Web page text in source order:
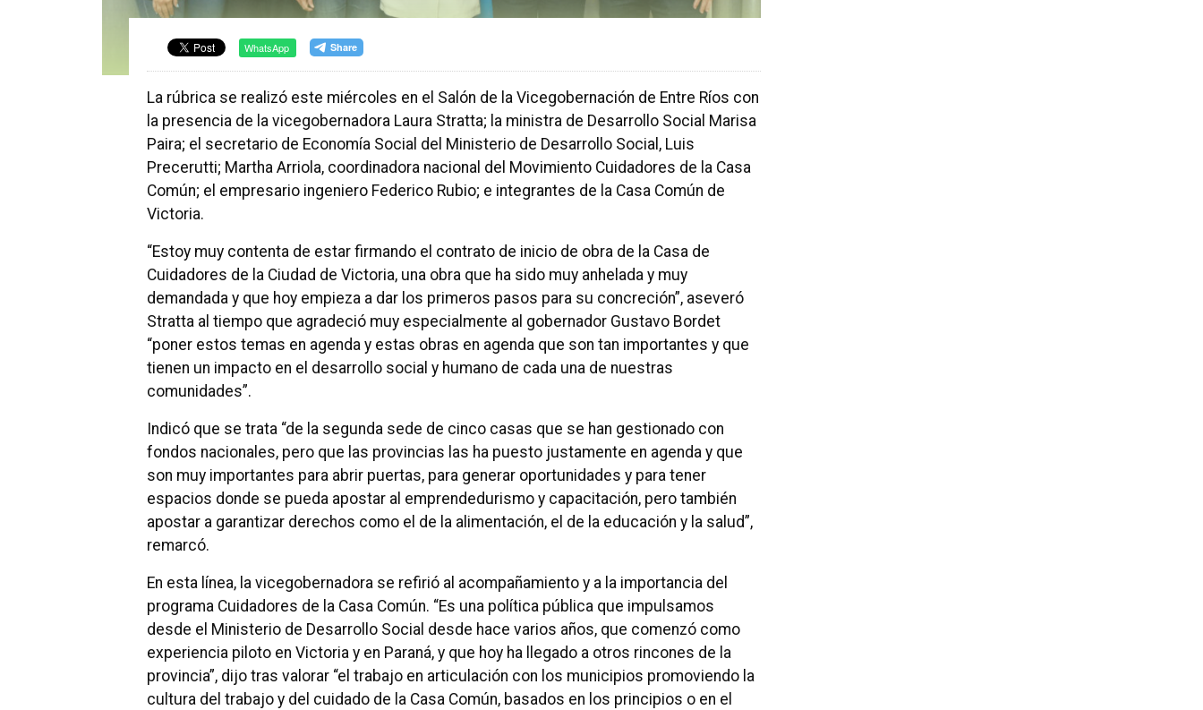
WhatsApp
La rúbrica se realizó este miércoles en el Salón de la Vicegobernación de Entre Ríos con
la presencia de la vicegobernadora Laura Stratta; la ministra de Desarrollo Social Marisa
Paira; el secretario de Economía Social del Ministerio de Desarrollo Social, Luis
Precerutti; Martha Arriola, coordinadora nacional del Movimiento Cuidadores de la Casa
Común; el empresario ingeniero Federico Rubio; e integrantes de la Casa Común de
Victoria.
“Estoy muy contenta de estar firmando el contrato de inicio de obra de la Casa de
Cuidadores de la Ciudad de Victoria, una obra que ha sido muy anhelada y muy
demandada y que hoy empieza a dar los primeros pasos para su concreción”, aseveró
Stratta al tiempo que agradeció muy especialmente al gobernador Gustavo Bordet
“poner estos temas en agenda y estas obras en agenda que son tan importantes y que
tienen un impacto en el desarrollo social y humano de cada una de nuestras
comunidades”.
Indicó que se trata “de la segunda sede de cinco casas que se han gestionado con
fondos nacionales, pero que las provincias las ha puesto justamente en agenda y que
son muy importantes para abrir puertas, para generar oportunidades y para tener
espacios donde se pueda apostar al emprendedurismo y capacitación, pero también
apostar a garantizar derechos como el de la alimentación, el de la educación y la salud”,
remarcó.
En esta línea, la vicegobernadora se refirió al acompañamiento y a la importancia del
programa Cuidadores de la Casa Común. “Es una política pública que impulsamos
desde el Ministerio de Desarrollo Social desde hace varios años, que comenzó como
experiencia piloto en Victoria y en Paraná, y que hoy ha llegado a otros rincones de la
provincia”, dijo tras valorar “el trabajo en articulación con los municipios promoviendo la
cultura del trabajo y del cuidado de la Casa Común, basados en los principios o en el